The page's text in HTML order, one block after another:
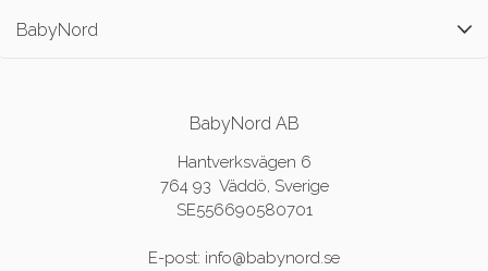
BabyNord
BabyNord AB
Hantverksvägen 6
764 93 Väddö, Sverige
SE556690580701
E-post: info@babynord.se